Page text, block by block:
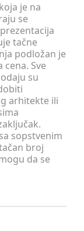
je na
se
tačne
podložan je
Sve
su
arhitekte ili
sopstvenim
broj
da se